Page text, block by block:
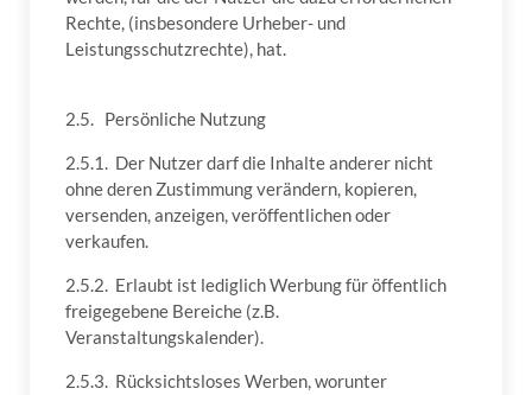
Rechte, (insbesondere Urheber- und
Leistungsschutzrechte), hat.
2.5. Persönliche Nutzung
2.5.1. Der Nutzer darf die Inhalte anderer nicht
ohne deren Zustimmung verändern, kopieren,
versenden, anzeigen, veröffentlichen oder
verkaufen.
2.5.2. Erlaubt ist lediglich Werbung für öffentlich
freigegebene Bereiche (z.B.
Veranstaltungskalender).
2.5.3. Rücksichtsloses Werben, worunter